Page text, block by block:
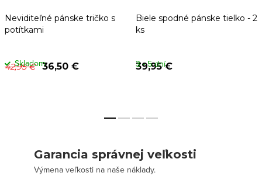
Neviditeľné pánske tričko s
potítkami
42,95 € 36,50 €
Skladom
Biele spodné pánske tielko - 2
ks
39,95 €
3 - 5 dní
Garancia správnej veľkosti
Výmena veľkosti na naše náklady.